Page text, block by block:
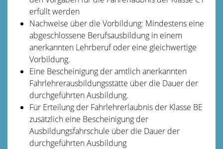
erfüllt werden
Nachweise über die Vorbildung: Mindestens eine
abgeschlossene Berufsausbildung in einem
anerkannten Lehrberuf oder eine gleichwertige
Vorbildung.
Eine Bescheinigung der amtlich anerkannten
Fahrlehrerausbildungsstätte über die Dauer der
durchgeführten Ausbildung.
Für Erteilung der Fahrlehrerlaubnis der Klasse BE
zusätzlich eine Bescheinigung der
Ausbildungsfahrschule über die Dauer der
durchgeführten Ausbildung